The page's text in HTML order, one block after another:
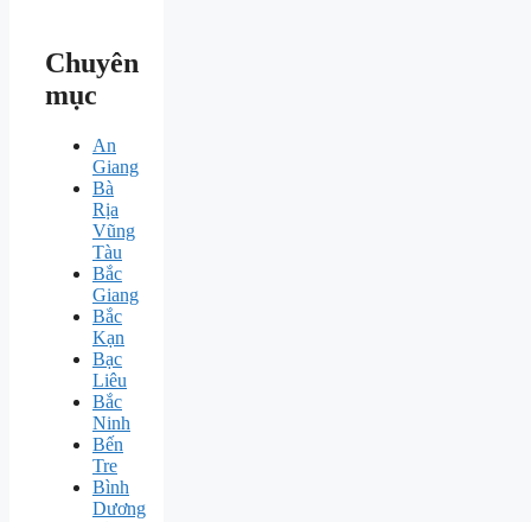
Chuyên
mục
An
Giang
Bà
Rịa
Vũng
Tàu
Bắc
Giang
Bắc
Kạn
Bạc
Liêu
Bắc
Ninh
Bến
Tre
Bình
Dương